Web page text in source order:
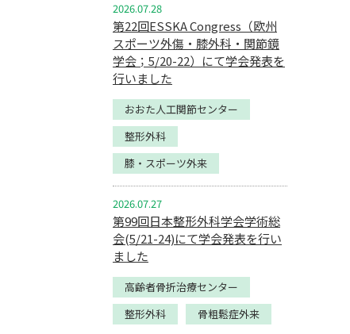
第22回ESSKA Congress（欧州
スポーツ外傷・膝外科・関節鏡
学会；5/20-22）にて学会発表を
行いました
2026.07.28
おおた人工関節センター
整形外科
膝・スポーツ外来
第99回日本整形外科学会学術総
会(5/21-24)にて学会発表を行い
ました
2026.07.27
高齢者骨折治療センター
整形外科
骨粗鬆症外来